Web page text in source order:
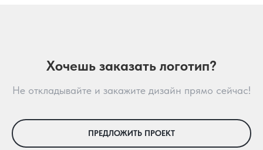
Хочешь заказать логотип?
Не откладывайте и закажите дизайн прямо сейчас!
ПРЕДЛОЖИТЬ ПРОЕКТ